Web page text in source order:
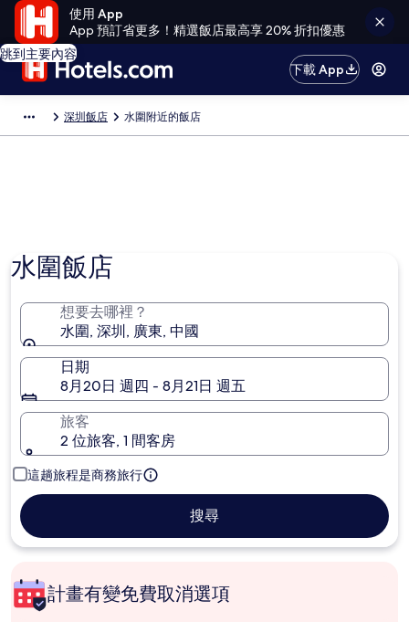
使用 App
App 預訂省更多！精選飯店最高享 20% 折扣優惠
跳到主要內容
下載 App
深圳飯店 水圍附近的飯店
水圍飯店
想要去哪裡？
水圍, 深圳, 廣東, 中國
日期
8月20日 週四 - 8月21日 週五
旅客
2 位旅客, 1 間客房
這趟旅程是商務旅行
搜尋
計畫有變免費取消選項